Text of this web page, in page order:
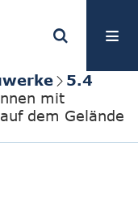
5.4
mit
dem Gelände